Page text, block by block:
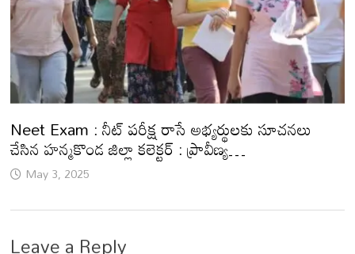
Neet Exam : నీట్ పరీక్ష రాసే అభ్యర్థులకు సూచనలు
చేసిన హన్మకొండ జిల్లా కలెక్టర్ : ప్రావీణ్య…
May 3, 2025
Leave a Reply